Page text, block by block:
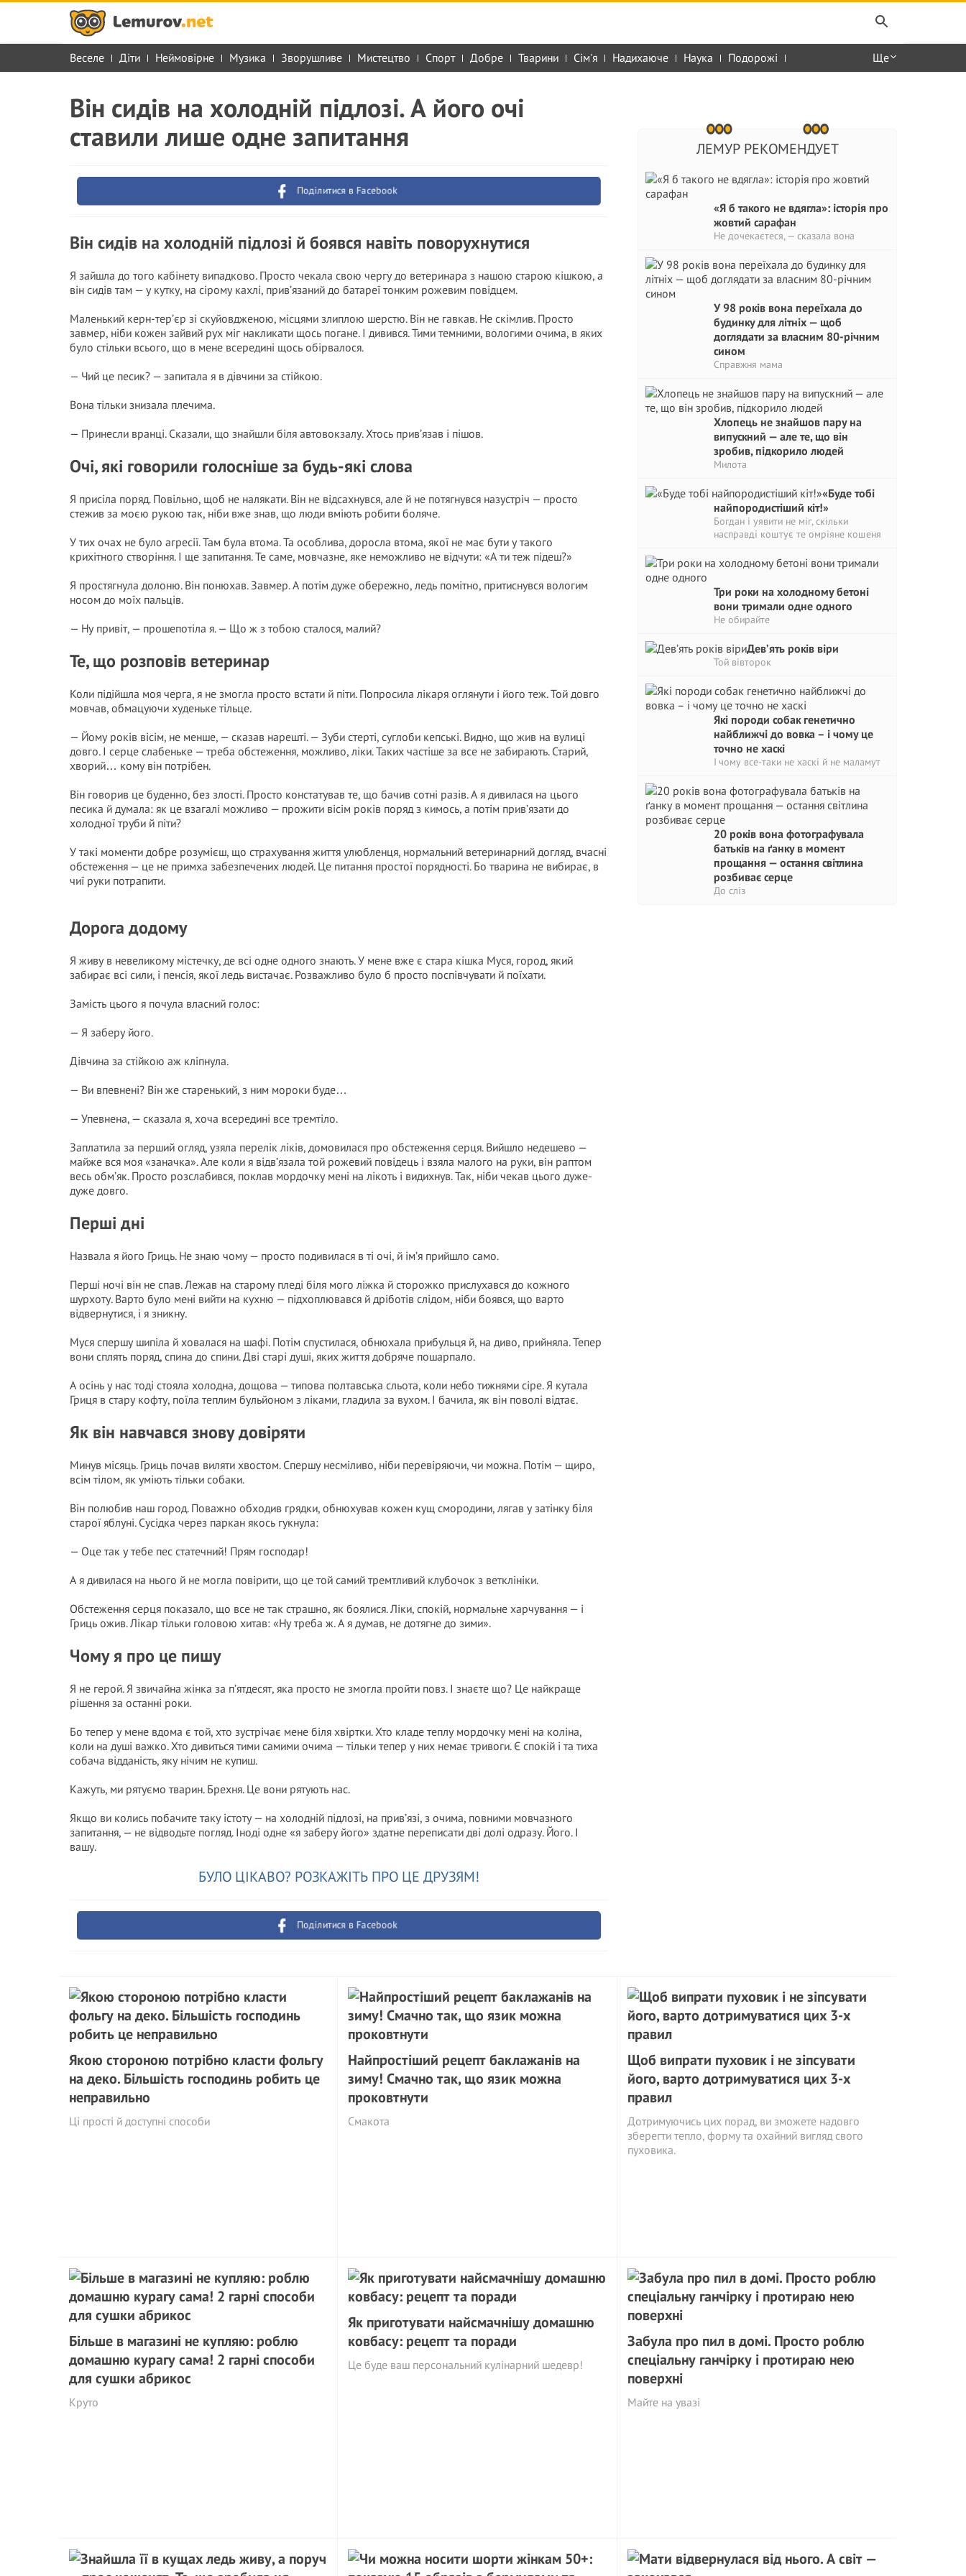
Веселе Діти Неймовірне Музика Зворушливе Мистецтво Спорт Добре Тварини Сім'я Надихаюче Наука Подорожі Ще
ЛЕМУР РЕКОМЕНДУЕТ
«Я б такого не вдягла»: історія про
жовтий сарафан
Не дочекаєтеся, — сказала вона
У 98 років вона переїхала до
будинку для літніх — щоб
доглядати за власним 80-річним
сином
Справжня мама
Хлопець не знайшов пару на
випускний — але те, що він
зробив, підкорило людей
Милота
«Буде тобі
найпородистіший кіт!»
Богдан і уявити не міг, скільки
насправді коштує те омріяне кошеня
Три роки на холодному бетоні
вони тримали одне одного
Не обирайте
Дев’ять років віри
Той вівторок
Які породи собак генетично
найближчі до вовка – і чому це
точно не хаскі
І чому все-таки не хаскі й не маламут
20 років вона фотографувала
батьків на ґанку в момент
прощання — остання світлина
розбиває серце
До сліз
Він сидів на холодній підлозі. А його очі
ставили лише одне запитання
Поділитися в Facebook
Він сидів на холодній підлозі й боявся навіть поворухнутися
Я зайшла до того кабінету випадково. Просто чекала свою чергу до ветеринара з нашою старою кішкою, а
він сидів там — у кутку, на сірому кахлі, прив’язаний до батареї тонким рожевим повідцем.
Маленький керн-тер’єр зі скуйовдженою, місцями злиплою шерстю. Він не гавкав. Не скімлив. Просто
завмер, ніби кожен зайвий рух міг накликати щось погане. І дивився. Тими темними, вологими очима, в яких
було стільки всього, що в мене всередині щось обірвалося.
— Чий це песик? — запитала я в дівчини за стійкою.
Вона тільки знизала плечима.
— Принесли вранці. Сказали, що знайшли біля автовокзалу. Хтось прив’язав і пішов.
Очі, які говорили голосніше за будь-які слова
Я присіла поряд. Повільно, щоб не налякати. Він не відсахнувся, але й не потягнувся назустріч — просто
стежив за моєю рукою так, ніби вже знав, що люди вміють робити боляче.
У тих очах не було агресії. Там була втома. Та особлива, доросла втома, якої не має бути у такого
крихітного створіння. І ще запитання. Те саме, мовчазне, яке неможливо не відчути: «А ти теж підеш?»
Я простягнула долоню. Він понюхав. Завмер. А потім дуже обережно, ледь помітно, притиснувся вологим
носом до моїх пальців.
— Ну привіт, — прошепотіла я. — Що ж з тобою сталося, малий?
Те, що розповів ветеринар
Коли підійшла моя черга, я не змогла просто встати й піти. Попросила лікаря оглянути і його теж. Той довго
мовчав, обмацуючи худеньке тільце.
— Йому років вісім, не менше, — сказав нарешті. — Зуби стерті, суглоби кепські. Видно, що жив на вулиці
довго. І серце слабеньке — треба обстеження, можливо, ліки. Таких частіше за все не забирають. Старий,
хворий… кому він потрібен.
Він говорив це буденно, без злості. Просто констатував те, що бачив сотні разів. А я дивилася на цього
песика й думала: як це взагалі можливо — прожити вісім років поряд з кимось, а потім прив’язати до
холодної труби й піти?
У такі моменти добре розумієш, що страхування життя улюбленця, нормальний ветеринарний догляд, вчасні
обстеження — це не примха забезпечених людей. Це питання простої порядності. Бо тварина не вибирає, в
чиї руки потрапити.
Дорога додому
Я живу в невеликому містечку, де всі одне одного знають. У мене вже є стара кішка Муся, город, який
забирає всі сили, і пенсія, якої ледь вистачає. Розважливо було б просто поспівчувати й поїхати.
Замість цього я почула власний голос:
— Я заберу його.
Дівчина за стійкою аж кліпнула.
— Ви впевнені? Він же старенький, з ним мороки буде…
— Упевнена, — сказала я, хоча всередині все тремтіло.
Заплатила за перший огляд, узяла перелік ліків, домовилася про обстеження серця. Вийшло недешево —
майже вся моя «заначка». Але коли я відв’язала той рожевий повідець і взяла малого на руки, він раптом
весь обм’як. Просто розслабився, поклав мордочку мені на лікоть і видихнув. Так, ніби чекав цього дуже-
дуже довго.
Перші дні
Назвала я його Гриць. Не знаю чому — просто подивилася в ті очі, й ім’я прийшло само.
Перші ночі він не спав. Лежав на старому пледі біля мого ліжка й сторожко прислухався до кожного
шурхоту. Варто було мені вийти на кухню — підхоплювався й дріботів слідом, ніби боявся, що варто
відвернутися, і я зникну.
Муся спершу шипіла й ховалася на шафі. Потім спустилася, обнюхала прибульця й, на диво, прийняла. Тепер
вони сплять поряд, спина до спини. Дві старі душі, яких життя добряче пошарпало.
А осінь у нас тоді стояла холодна, дощова — типова полтавська сльота, коли небо тижнями сіре. Я кутала
Гриця в стару кофту, поїла теплим бульйоном з ліками, гладила за вухом. І бачила, як він поволі відтає.
Як він навчався знову довіряти
Минув місяць. Гриць почав виляти хвостом. Спершу несміливо, ніби перевіряючи, чи можна. Потім — щиро,
всім тілом, як уміють тільки собаки.
Він полюбив наш город. Поважно обходив грядки, обнюхував кожен кущ смородини, лягав у затінку біля
старої яблуні. Сусідка через паркан якось гукнула:
— Оце так у тебе пес статечний! Прям господар!
А я дивилася на нього й не могла повірити, що це той самий тремтливий клубочок з ветклініки.
Обстеження серця показало, що все не так страшно, як боялися. Ліки, спокій, нормальне харчування — і
Гриць ожив. Лікар тільки головою хитав: «Ну треба ж. А я думав, не дотягне до зими».
Чому я про це пишу
Я не герой. Я звичайна жінка за п’ятдесят, яка просто не змогла пройти повз. І знаєте що? Це найкраще
рішення за останні роки.
Бо тепер у мене вдома є той, хто зустрічає мене біля хвіртки. Хто кладе теплу мордочку мені на коліна,
коли на душі важко. Хто дивиться тими самими очима — тільки тепер у них немає тривоги. Є спокій і та тиха
собача відданість, яку нічим не купиш.
Кажуть, ми рятуємо тварин. Брехня. Це вони рятують нас.
Якщо ви колись побачите таку істоту — на холодній підлозі, на прив’язі, з очима, повними мовчазного
запитання, — не відводьте погляд. Іноді одне «я заберу його» здатне переписати дві долі одразу. Його. І
вашу.
БУЛО ЦІКАВО? РОЗКАЖІТЬ ПРО ЦЕ ДРУЗЯМ!
Поділитися в Facebook
Якою стороною потрібно класти фольгу
на деко. Більшість господинь робить це
неправильно
Ці прості й доступні способи
Найпростіший рецепт баклажанів на
зиму! Смачно так, що язик можна
проковтнути
Смакота
Щоб випрати пуховик і не зіпсувати
його, варто дотримуватися цих 3-х
правил
Дотримуючись цих порад, ви зможете надовго
зберегти тепло, форму та охайний вигляд свого
пуховика.
Більше в магазині не купляю: роблю
домашню курагу сама! 2 гарні способи
для сушки абрикос
Круто
Як приготувати найсмачнішу домашню
ковбасу: рецепт та поради
Це буде ваш персональний кулінарний шедевр!
Забула про пил в домі. Просто роблю
спеціальну ганчірку і протираю нею
поверхні
Майте на увазі